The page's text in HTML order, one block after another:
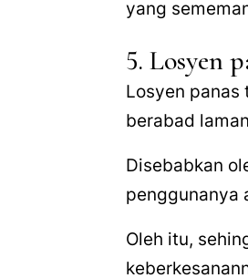
yang
5. Losyen
Losyen panas
berabad
Disebabkan
penggunanya
Oleh itu,